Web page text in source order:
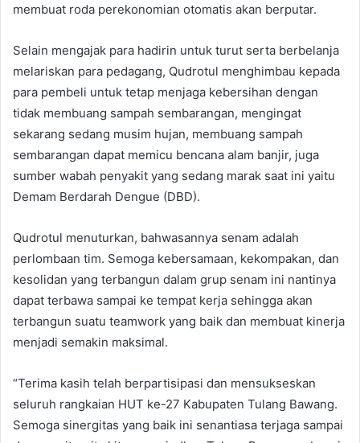
membuat roda perekonomian otomatis akan berputar.
Selain mengajak para hadirin untuk turut serta berbelanja
melariskan para pedagang, Qudrotul menghimbau kepada
para pembeli untuk tetap menjaga kebersihan dengan
tidak membuang sampah sembarangan, mengingat
sekarang sedang musim hujan, membuang sampah
sembarangan dapat memicu bencana alam banjir, juga
sumber wabah penyakit yang sedang marak saat ini yaitu
Demam Berdarah Dengue (DBD).
Qudrotul menuturkan, bahwasannya senam adalah
perlombaan tim. Semoga kebersamaan, kekompakan, dan
kesolidan yang terbangun dalam grup senam ini nantinya
dapat terbawa sampai ke tempat kerja sehingga akan
terbangun suatu teamwork yang baik dan membuat kinerja
menjadi semakin maksimal.
“Terima kasih telah berpartisipasi dan mensukseskan
seluruh rangkaian HUT ke-27 Kabupaten Tulang Bawang.
Semoga sinergitas yang baik ini senantiasa terjaga sampai